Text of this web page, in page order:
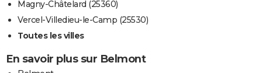
Magny-Châtelard (25360)
Vercel-Villedieu-le-Camp (25530)
Toutes les villes
En savoir plus sur Belmont